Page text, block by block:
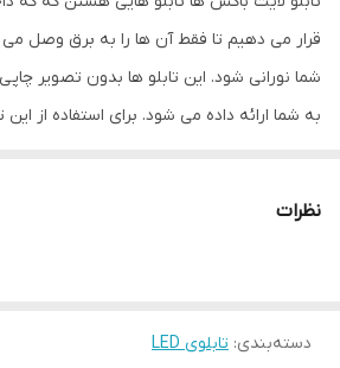
قرار می دهیم تا فقط آن ها را به برق وصل می
شما نورانی شود. این تابلو ها بدون تصویر
به شما ارائه داده می شود. برای استفاده از این
های فلزی دور لایت باکس را با دست خود باز
نور کم مصرف دارند و می توانند به صورت
نظرات
دسته‌بندی: تابلوی LED